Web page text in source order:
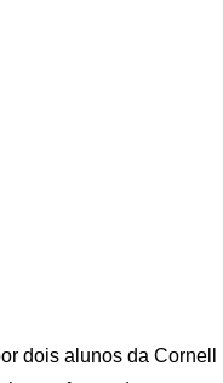
dois alunos da Cornell